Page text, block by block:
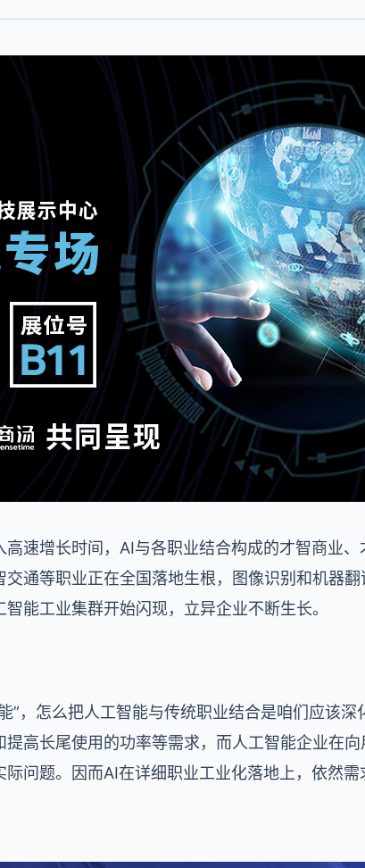
速增长时间，AI与各职业结合构成的才智商业
通等职业正在全国落地生根，图像识别和机器
能工业集群开始闪现，立异企业不断生长。
”，怎么把人工智能与传统职业结合是咱们应该
高长尾使用的功率等需求，而人工智能企业在
问题。因而AI在详细职业工业化落地上，依然需